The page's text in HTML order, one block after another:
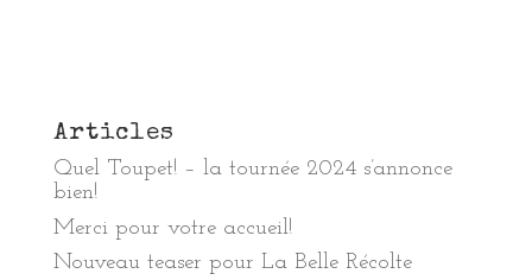
Articles
Quel Toupet! – la tournée 2024 s’annonce
bien!
Merci pour votre accueil!
Nouveau teaser pour La Belle Récolte